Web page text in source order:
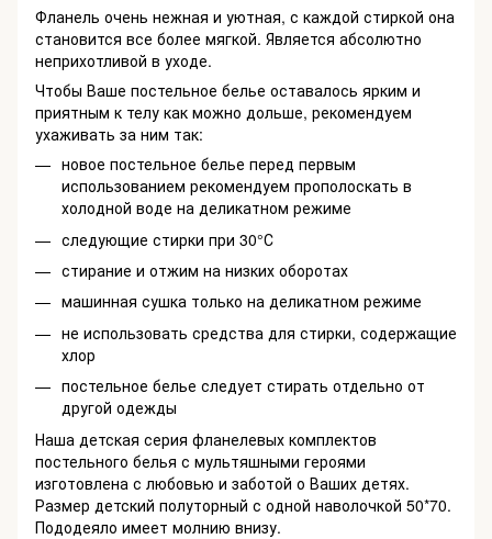
Фланель очень нежная и уютная, с каждой стиркой она
становится все более мягкой. Является абсолютно
неприхотливой в уходе.
Чтобы Ваше постельное белье оставалось ярким и
приятным к телу как можно дольше, рекомендуем
ухаживать за ним так:
новое постельное белье перед первым
использованием рекомендуем прополоскать в
холодной воде на деликатном режиме
следующие стирки при 30°С
стирание и отжим на низких оборотах
машинная сушка только на деликатном режиме
не использовать средства для стирки, содержащие
хлор
постельное белье следует стирать отдельно от
другой одежды
Наша детская серия фланелевых комплектов
постельного белья с мультяшными героями
изготовлена с любовью и заботой о Ваших детях.
Размер детский полуторный с одной наволочкой 50*70.
Пододеяло имеет молнию внизу.